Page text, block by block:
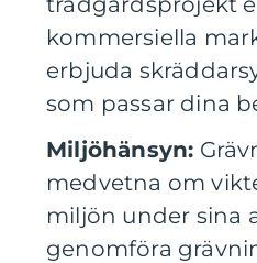
kommersiella
erbjuda
som passar dina
Miljöhänsyn:
medvetna om
miljön under sina
genomföra